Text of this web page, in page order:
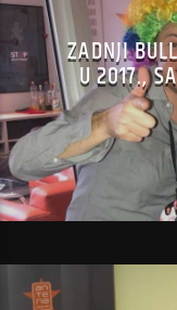
ZADNJI
U 2017.,